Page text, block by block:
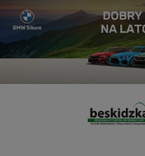
Przejdź
treści